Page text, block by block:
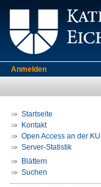
Anmelden
Startseite
Kontakt
Open Access an der KU
Server-Statistik
Blättern
Suchen